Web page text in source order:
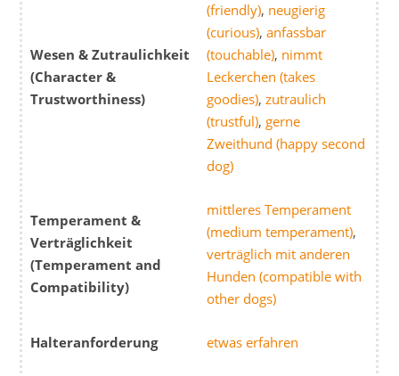
Wesen & Zutraulichkeit
(Character &
Trustworthiness)
(friendly), neugierig
(curious),anfassbar
(touchable), nimmt
Leckerchen (takes
goodies),zutraulich
(trustful), gerne
Zweithund (happy second
dog)
Temperament &
Verträglichkeit
(Temperament and
Compatibility)
mittleres Temperament
(medium temperament),
verträglich mit anderen
Hunden (compatible with
other dogs)
Halteranforderung etwas erfahren